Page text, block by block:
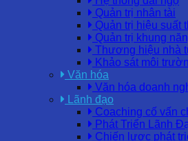
Quản trị nhân tài
Quản trị hiệu suất
Quản trị khung
Thương hiệu nhà
Khảo sát môi
Văn hóa
Văn hóa doanh
Lãnh đạo
Coaching cố vấn
Phát Triển Lãnh
Chiến lược phát